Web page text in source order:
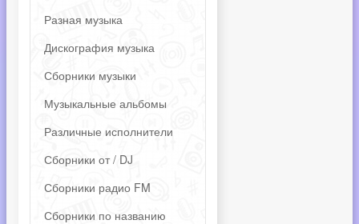
Разная музыка
Дискография музыка
Сборники музыки
Музыкальные альбомы
Различные исполнители
Сборники от / DJ
Сборники радио FM
Сборники по названию